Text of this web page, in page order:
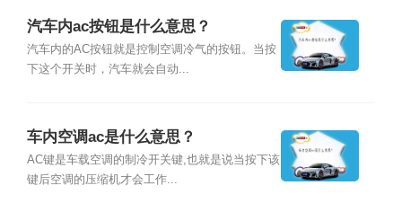
汽车内ac按钮是什么意思？
汽车内的AC按钮就是控制空调冷气的按钮。当按
下这个开关时，汽车就会自动...
车内空调ac是什么意思？
AC键是车载空调的制冷开关键,也就是说当按下该
键后空调的压缩机才会工作...